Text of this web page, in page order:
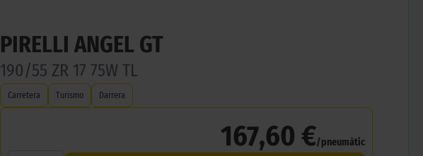
PIRELLI ANGEL GT
190/55 ZR 17 75W TL
Carretera Turismo Darrera
167,60 €/pneumàtic